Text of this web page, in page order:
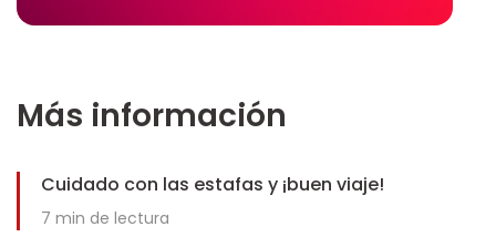
Más información
Cuidado con las estafas y ¡buen viaje!
7 min de lectura